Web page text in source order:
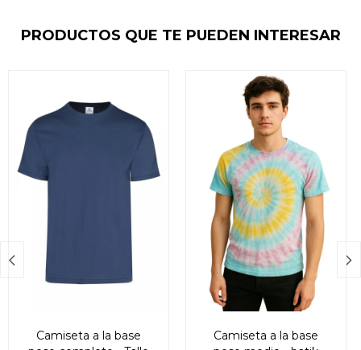
PRODUCTOS QUE TE PUEDEN INTERESAR
Camiseta a la base
Camiseta a la base
 